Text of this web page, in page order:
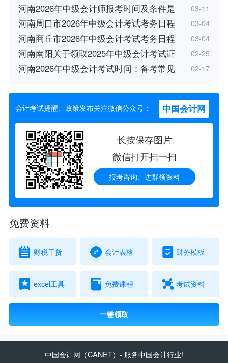
河南2026年中级会计师报考时间及条件是 03-11
河南周口市2026年中级会计考试考务日程 03-04
河南商丘市2026年中级会计考试考务日程 03-04
河南南阳关于领取2025年中级会计考试证 02-25
河南2026年中级会计考试时间：备考常见 02-17
会计考试提醒、政策发布关注微信公众号： 中国会计网
长按保存图片
微信打开扫一扫
报考咨询、进群领资料
免费资料
财税干货 会计表格 财务模板
excel工具 免费课程 考试资料
一键领取
中国会计网 （CANET）- 服务中国会计行业!